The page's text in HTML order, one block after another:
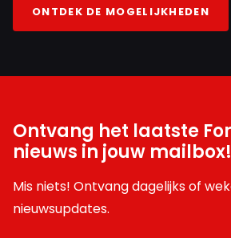
ONTDEK DE MOGELIJKHEDEN
Ontvang het laatste
nieuws in jouw mailbox!
Mis niets! Ontvang dagelijks of
nieuwsupdates.